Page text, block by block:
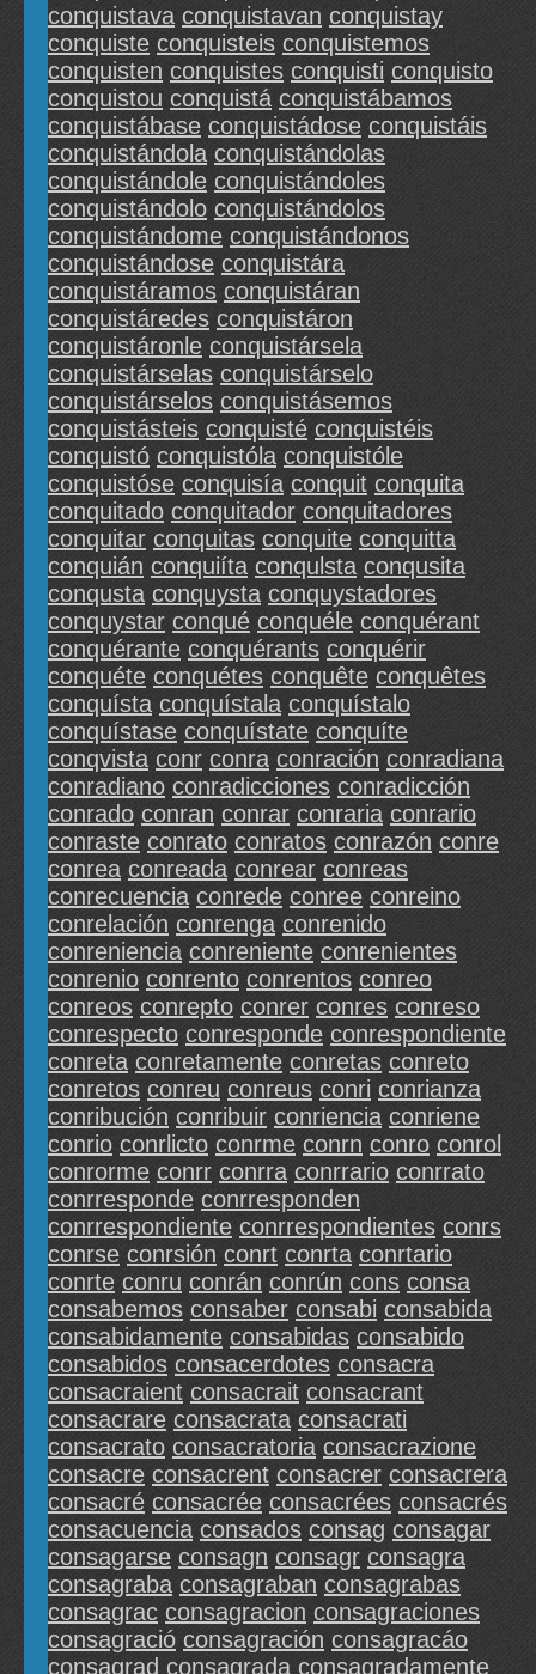
conquistava conquistavan conquistay
conquiste conquisteis conquistemos
conquisten conquistes conquisti conquisto
conquistou conquistá conquistábamos
conquistábase conquistádose conquistáis
conquistándola conquistándolas
conquistándole conquistándoles
conquistándolo conquistándolos
conquistándome conquistándonos
conquistándose conquistára
conquistáramos conquistáran
conquistáredes conquistáron
conquistáronle conquistársela
conquistárselas conquistárselo
conquistárselos conquistásemos
conquistásteis conquisté conquistéis
conquistó conquistóla conquistóle
conquistóse conquisía conquit conquita
conquitado conquitador conquitadores
conquitar conquitas conquite conquitta
conquián conquiíta conqulsta conqusita
conqusta conquysta conquystadores
conquystar conqué conquéle conquérant
conquérante conquérants conquérir
conquéte conquétes conquête conquêtes
conquísta conquístala conquístalo
conquístase conquístate conquíte
conqvista conr conra conración conradiana
conradiano conradicciones conradicción
conrado conran conrar conraria conrario
conraste conrato conratos conrazón conre
conrea conreada conrear conreas
conrecuencia conrede conree conreino
conrelación conrenga conrenido
conreniencia conreniente conrenientes
conrenio conrento conrentos conreo
conreos conrepto conrer conres conreso
conrespecto conresponde conrespondiente
conreta conretamente conretas conreto
conretos conreu conreus conri conrianza
conribución conribuir conriencia conriene
conrio conrlicto conrme conrn conro conrol
conrorme conrr conrra conrrario conrrato
conrresponde conrresponden
conrrespondiente conrrespondientes conrs
conrse conrsión conrt conrta conrtario
conrte conru conrán conrún cons consa
consabemos consaber consabi consabida
consabidamente consabidas consabido
consabidos consacerdotes consacra
consacraient consacrait consacrant
consacrare consacrata consacrati
consacrato consacratoria consacrazione
consacre consacrent consacrer consacrera
consacré consacrée consacrées consacrés
consacuencia consados consag consagar
consagarse consagn consagr consagra
consagraba consagraban consagrabas
consagrac consagracion consagraciones
consagració consagración consagracáo
consagrad consagrada consagradamente